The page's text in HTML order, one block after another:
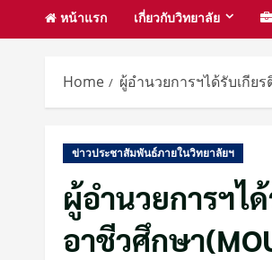
หน้าแรก เกี่ยวกับวิทยาลัย
Home ผู้อำนวยการฯได้รับเกีย
ข่าวประชาสัมพันธ์ภายในวิทยาลัยฯ
ผู้อำนวยการฯไ
อาชีวศึกษา